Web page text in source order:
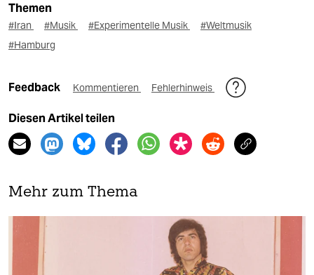
Themen
#Iran #Musik #Experimentelle Musik
#Weltmusik
#Hamburg
Feedback Kommentieren Fehlerhinweis
Diesen Artikel teilen
Mehr zum Thema